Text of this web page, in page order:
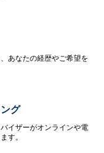
あなたの経歴やご希望を
グ
イザーがオンラインや電
す。